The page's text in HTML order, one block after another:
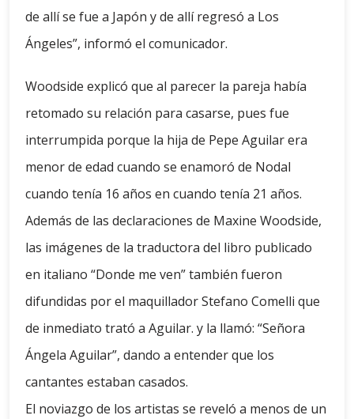
de allí se fue a Japón y de allí regresó a Los
Ángeles”, informó el comunicador.
Woodside explicó que al parecer la pareja había
retomado su relación para casarse, pues fue
interrumpida porque la hija de Pepe Aguilar era
menor de edad cuando se enamoró de Nodal
cuando tenía 16 años en cuando tenía 21 años.
Además de las declaraciones de Maxine Woodside,
las imágenes de la traductora del libro publicado
en italiano “Donde me ven” también fueron
difundidas por el maquillador Stefano Comelli que
de inmediato trató a Aguilar. y la llamó: “Señora
Ángela Aguilar”, dando a entender que los
cantantes estaban casados.
El noviazgo de los artistas se reveló a menos de un